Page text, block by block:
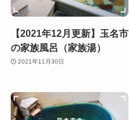
【2021年12月更新】玉名市
の家族風呂（家族湯）
2021年11月30日